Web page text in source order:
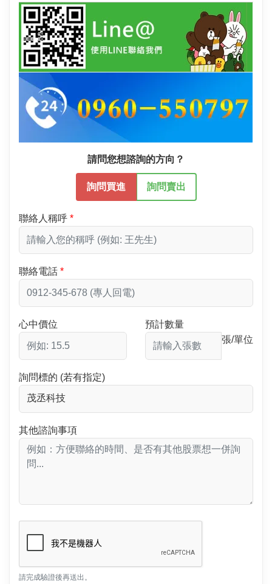
請問您想諮詢的方向？
詢問買進 詢問賣出
聯絡人稱呼
聯絡電話
心中價位
預計數量
張/單位
詢問標的 (若有指定)
其他諮詢事項
請完成驗證後再送出。